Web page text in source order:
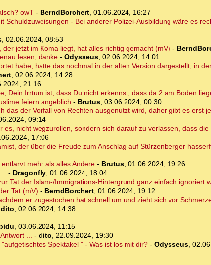
owT- BerndBorchert, 01.06.2024, 16:27
Schuldzuweisungen - Bei anderer Polizei-Ausbildung wäre es
, 02.06.2024, 08:53
jetzt im Koma liegt, hat alles richtig gemacht (mV) -
lesen, danke- Odysseus, 02.06.2024, 14:01
habe, hatte das nochmal in der alten Version dargestellt, in
, 02.06.2024, 14:28
21:16
Dein Irrtum ist, dass Du nicht erkennst, dass da 2 am Boden
feiern angeblich - Brutus, 03.06.2024, 00:30
das der Vorfall von Rechten ausgenutzt wird, daher gibt es erst
09:14
es, nicht wegzurollen, sondern sich darauf zu verlassen, dass
17:06
der über die Freude zum Anschlag auf Stürzenberger
mehr als alles Andere- Brutus, 01.06.2024, 19:26
- Dragonfly, 01.06.2024, 18:04
Tat der Islam-/Immigrations-Hintergrund ganz einfach ignoriert
Tat (mV) - BerndBorchert, 01.06.2024, 19:12
er zugestochen hat schnell um und zieht sich vor
dito, 02.06.2024, 14:38
, 03.06.2024, 11:15
... - dito, 22.09.2024, 19:30
Spektakel " - Was ist los mit dir?- Odysseus,